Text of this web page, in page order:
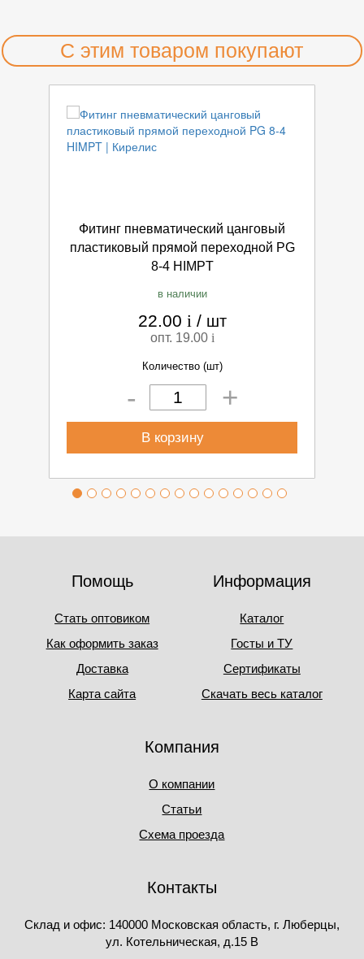
С этим товаром покупают
Фитинг пневматический цанговый
пластиковый прямой переходной PG
8-4 HIMPT
в наличии
22.00 i / шт
опт. 19.00 i
Количество (шт)
- +
В корзину
Помощь
Стать оптовиком
Как оформить заказ
Доставка
Карта сайта
Информация
Каталог
Госты и ТУ
Сертификаты
Скачать весь каталог
Компания
О компании
Статьи
Схема проезда
Контакты
Склад и офис: 140000 Московская область, г. Люберцы,
ул. Котельническая, д.15 В